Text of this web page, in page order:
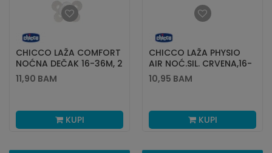
CHICCO LAŽA COMFORT
NOĆNA DEČAK 16-36M, 2
KOM
11,90 BAM
KUPI
CHICCO LAŽA PHYSIO
AIR NOĆ.SIL. CRVENA,16-
36M,2KOM
10,95 BAM
KUPI